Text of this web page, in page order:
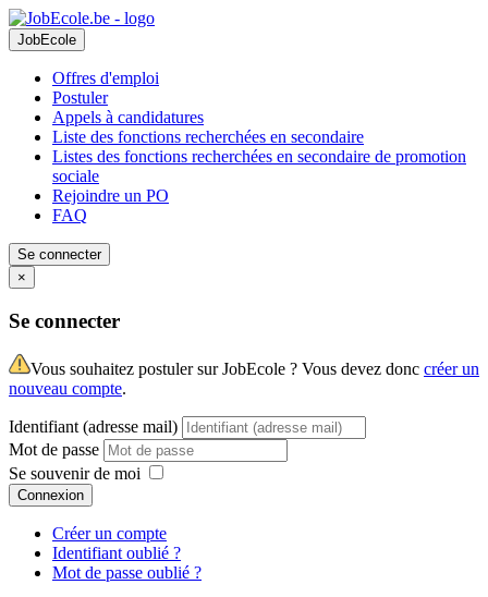
JobEcole
Offres d'emploi
Postuler
Appels à candidatures
Liste des fonctions recherchées en secondaire
Listes des fonctions recherchées en secondaire de promotion
sociale
Rejoindre un PO
FAQ
Se connecter
×
Se connecter
Vous souhaitez postuler sur JobEcole ? Vous devez donc créer un
nouveau compte.
Identifiant (adresse mail)
Mot de passe
Se souvenir de moi
Connexion
Créer un compte
Identifiant oublié ?
Mot de passe oublié ?